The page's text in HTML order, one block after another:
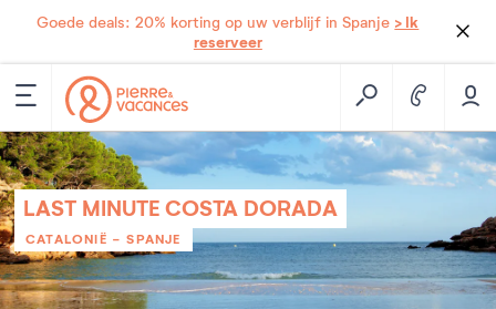
Goede deals: 20% korting op uw verblijf in Spanje > Ik
reserveer
LAST MINUTE COSTA DORADA
CATALONIË -SPANJE